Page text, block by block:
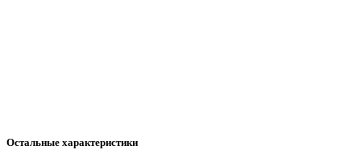
Остальные характеристики